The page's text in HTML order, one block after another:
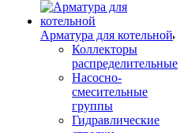
Арматура для котельной
Коллекторы
распределительные
Насосно-
смесительные
группы
Гидравлические